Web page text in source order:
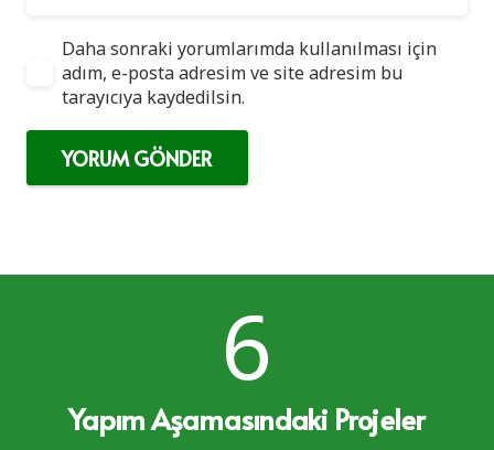
Daha sonraki yorumlarımda kullanılması için
adım, e-posta adresim ve site adresim bu
tarayıcıya kaydedilsin.
YORUM GÖNDER
6
Yapım Aşamasındaki Projeler